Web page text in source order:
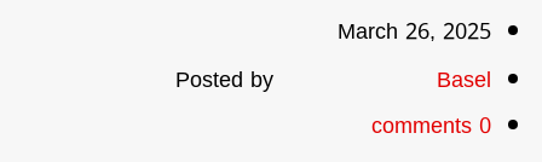
March 26, 2025
Posted by
Basel
0
comments